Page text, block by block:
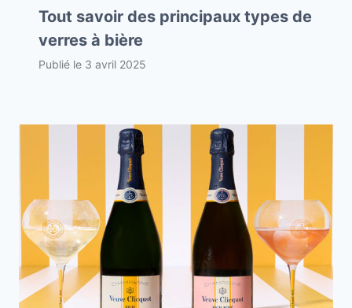
Tout savoir des principaux types de
verres à bière
Publié le 3 avril 2025